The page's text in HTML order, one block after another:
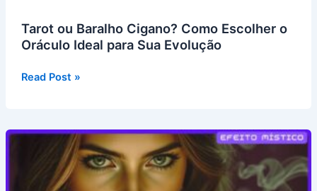
Tarot ou Baralho Cigano? Como Escolher o
Oráculo Ideal para Sua Evolução
Tarot
Cigano?
Escolher
Read Post »